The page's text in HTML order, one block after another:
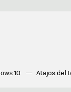
10 Atajos del